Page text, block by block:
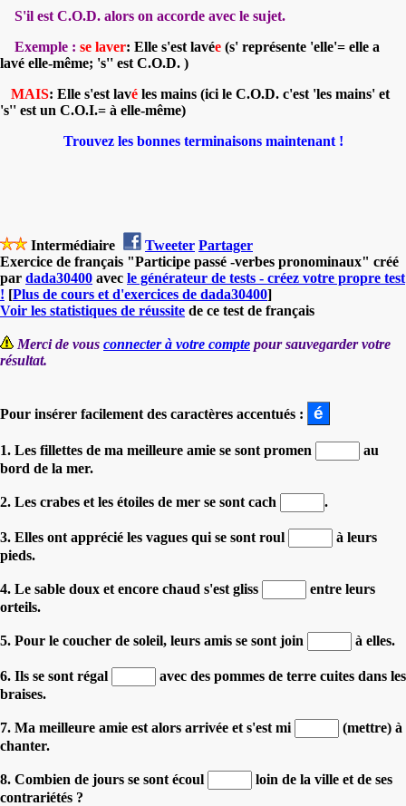
S'il est C.O.D. alors on accorde avec le sujet.
Exemple : se laver: Elle s'est lavée (s' représente 'elle'= elle a
lavé elle-même; 's'' est C.O.D. )
MAIS: Elle s'est lavé les mains (ici le C.O.D. c'est 'les mains' et
's'' est un C.O.I.= à elle-même)
Trouvez les bonnes terminaisons maintenant !
Intermédiaire Tweeter Partager
Exercice de français "Participe passé -verbes pronominaux" créé
par dada30400 avec le générateur de tests - créez votre propre test
! [Plus de cours et d'exercices de dada30400]
Voir les statistiques de réussite de ce test de français
Merci de vous connecter à votre compte pour sauvegarder votre
résultat.
Pour insérer facilement des caractères accentués :
1. Les fillettes de ma meilleure amie se sont promen
au
bord de la mer.
2. Les crabes et les étoiles de mer se sont cach .
3. Elles ont apprécié les vagues qui se sont roul
à leurs
pieds.
4. Le sable doux et encore chaud s'est gliss
entre leurs
orteils.
5. Pour le coucher de soleil, leurs amis se sont join à elles.
6. Ils se sont régal
avec des pommes de terre cuites dans les
braises.
7. Ma meilleure amie est alors arrivée et s'est mi
(mettre) à
chanter.
8. Combien de jours se sont écoul
loin de la ville et de ses
contrariétés ?